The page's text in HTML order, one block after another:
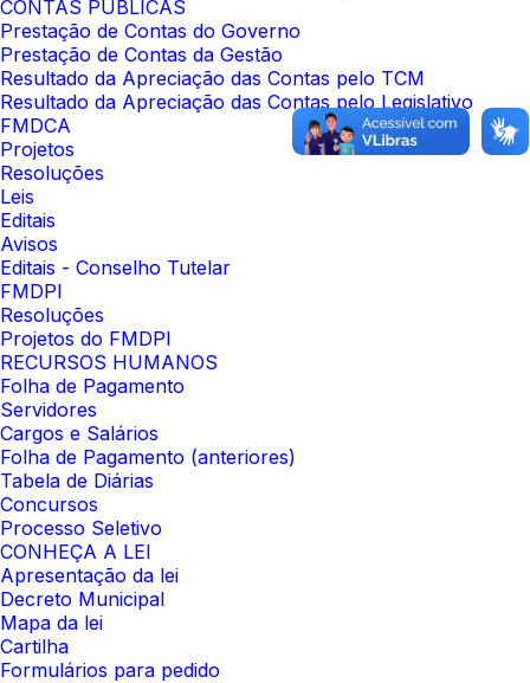
CONTAS PÚBLICAS
Prestação de Contas do Governo
Prestação de Contas da Gestão
Resultado da Apreciação das Contas pelo TCM
Resultado da Apreciação das Contas pelo Legislativo
FMDCA
Projetos
Resoluções
Leis
Editais
Avisos
Editais - Conselho Tutelar
FMDPI
Resoluções
Projetos do FMDPI
RECURSOS HUMANOS
Folha de Pagamento
Servidores
Cargos e Salários
Folha de Pagamento (anteriores)
Tabela de Diárias
Concursos
Processo Seletivo
CONHEÇA A LEI
Apresentação da lei
Decreto Municipal
Mapa da lei
Cartilha
Formulários para pedido